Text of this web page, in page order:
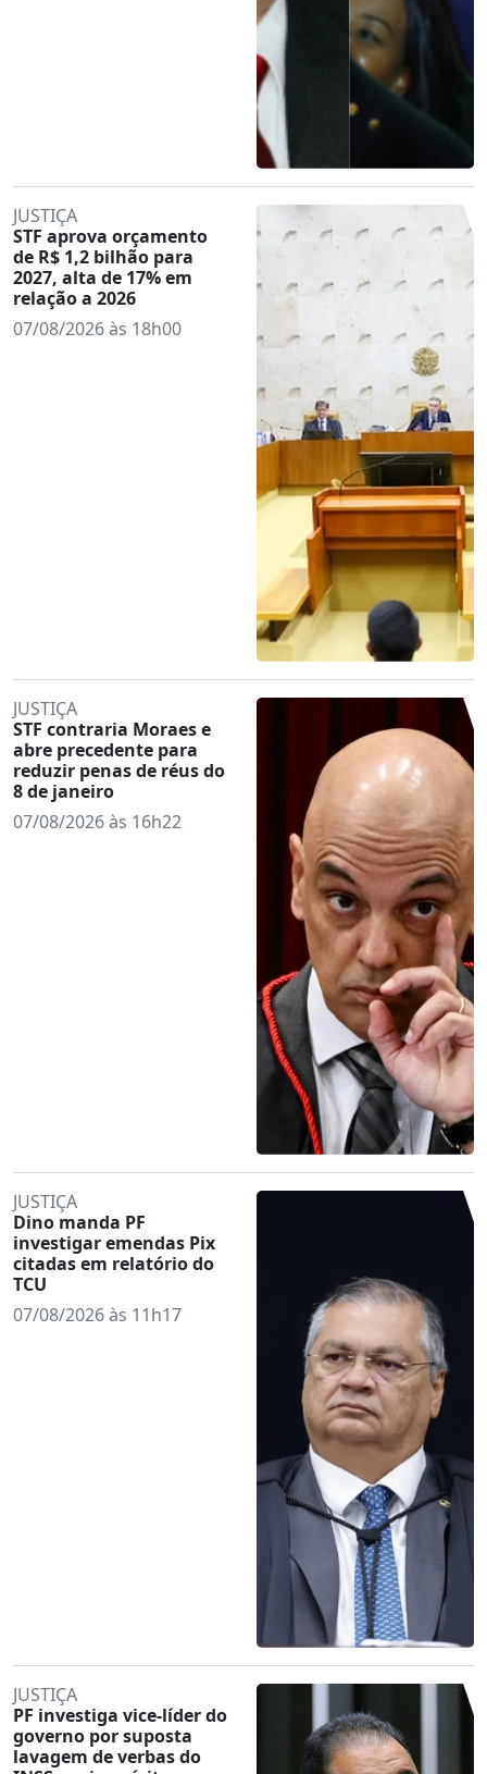
JUSTIÇA
STF aprova orçamento
de R$ 1,2 bilhão para
2027, alta de 17% em
relação a 2026
07/08/2026 às 18h00
JUSTIÇA
STF contraria Moraes e
abre precedente para
reduzir penas de réus do
8 de janeiro
07/08/2026 às 16h22
JUSTIÇA
Dino manda PF
investigar emendas Pix
citadas em relatório do
TCU
07/08/2026 às 11h17
JUSTIÇA
PF investiga vice-líder do
governo por suposta
lavagem de verbas do